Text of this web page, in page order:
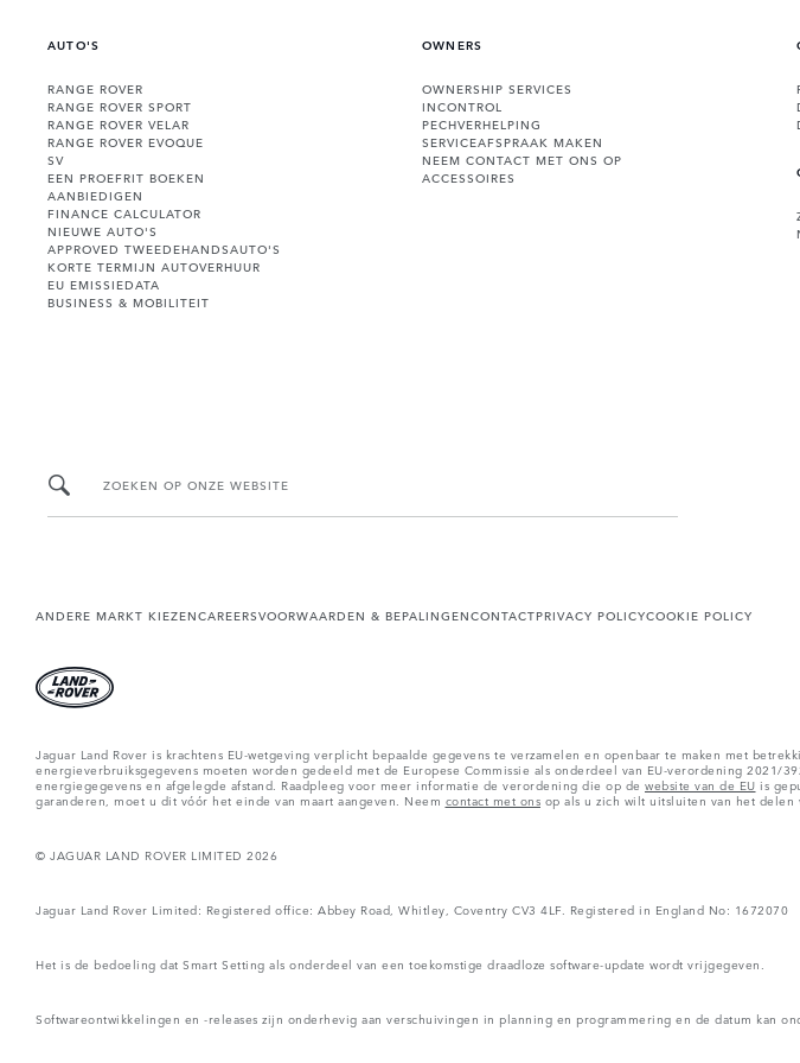
AUTO'S
RANGE ROVER
RANGE ROVER SPORT
RANGE ROVER VELAR
RANGE ROVER EVOQUE
SV
EEN PROEFRIT BOEKEN
AANBIEDIGEN
FINANCE CALCULATOR
NIEUWE AUTO'S
APPROVED TWEEDEHANDSAUTO'S
KORTE TERMIJN AUTOVERHUUR
EU EMISSIEDATA
BUSINESS & MOBILITEIT
OWNERS
OWNERSHIP SERVICES
INCONTROL
PECHVERHELPING
SERVICEAFSPRAAK MAKEN
NEEM CONTACT MET ONS OP
ACCESSOIRES
ZOEKEN OP ONZE WEBSITE
ANDERE MARKT KIEZENCAREERSVOORWAARDEN & BEPALINGENCONTACTPRIVACY POLICYCOOKIE POLICY
Jaguar Land Rover is krachtens EU-wetgeving verplicht bepaalde gegevens te verzamelen en openbaar te maken met
energieverbruiksgegevens moeten worden gedeeld met de Europese Commissie als onderdeel van EU-verordening
energiegegevens en afgelegde afstand. Raadpleeg voor meer informatie de verordening die op de website van de EU is
garanderen, moet u dit vóór het einde van maart aangeven. Neem contact met ons op als u zich wilt uitsluiten van het
© JAGUAR LAND ROVER LIMITED 2026
Jaguar Land Rover Limited: Registered office: Abbey Road, Whitley, Coventry CV3 4LF. Registered in England No: 1672070
Het is de bedoeling dat Smart Setting als onderdeel van een toekomstige draadloze software-update wordt vrijgegeven.
Softwareontwikkelingen en -releases zijn onderhevig aan verschuivingen in planning en programmering en de datum kan